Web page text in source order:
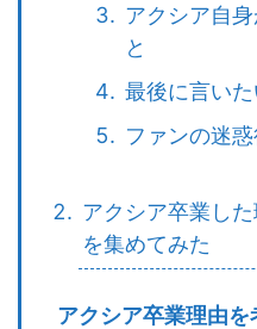
アクシア自
と
最後に言いた
ファンの迷
アクシア卒業し
を集めてみた
アクシア卒業理由